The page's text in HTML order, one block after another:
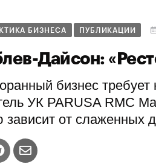
БИЗНЕСА ПУБЛИКАЦИИ
Дайсон:
бизнес
УК PARUSA RMC
зависит от слаженных